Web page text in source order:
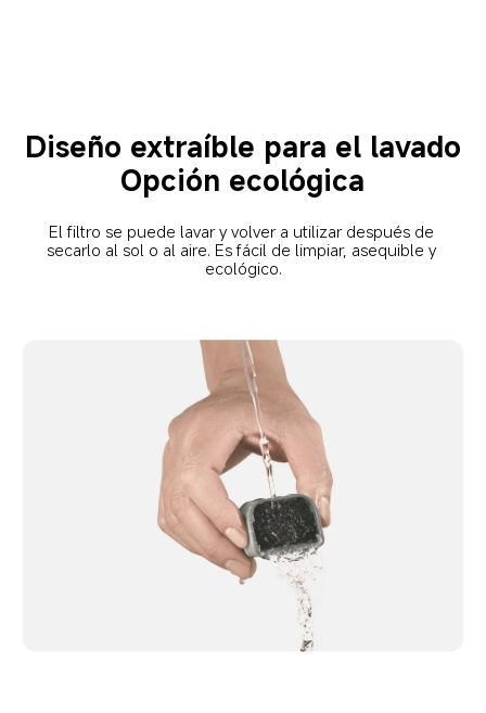
Diseño extraíble para el lavado
Opción ecológica
El filtro se puede lavar y volver a utilizar después de
secarlo al sol o al aire. Es fácil de limpiar, asequible y
ecológico.